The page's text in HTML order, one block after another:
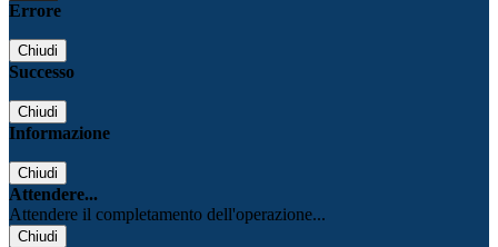
Errore
Chiudi
Successo
Chiudi
Informazione
Chiudi
Attendere...
Attendere il completamento dell'operazione...
Chiudi